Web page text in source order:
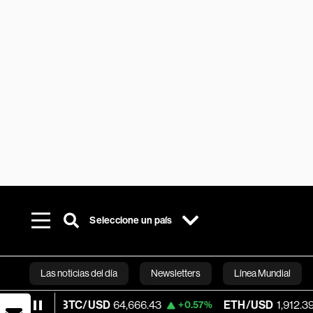
Seleccione un país
Las noticias del día Newsletters Línea Mundial
Bloomberg
USD 64,666.43 +0.57% ETH/USD 1,912.39 +1.97%